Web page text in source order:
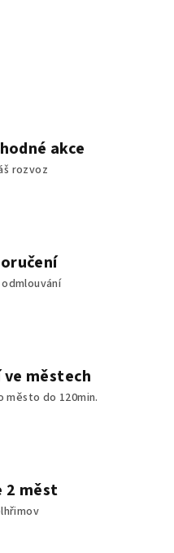
akce
rozvoz
městech
město do 120min.
2 měst